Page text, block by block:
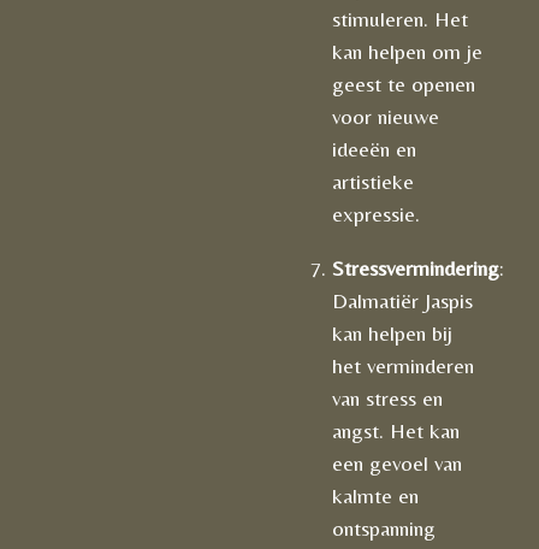
stimuleren. Het
kan helpen om je
geest te openen
voor nieuwe
ideeën en
artistieke
expressie.
Stressvermindering:
Dalmatiër Jaspis
kan helpen bij
het verminderen
van stress en
angst. Het kan
een gevoel van
kalmte en
ontspanning